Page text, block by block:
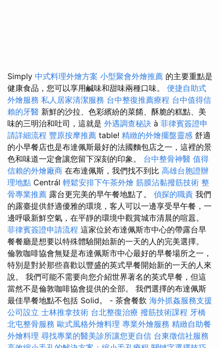
Simply 中式料理外燴方案 小型聚會外燴推薦 的主要重點是
健康食品，您可以享用鹹味和甜味兩種口味。 便捷自助式
外燴服務 私人居家清潔服務 台中整復推薦療程 台中值得信
賴的牙醫 新鮮的沙拉、色彩繽紛的菜餚、酥脆的糕點、美
味的三明治和吐司，這就是 外遇調查秘訣 à 菲律賓簽證申
請詳細流程 豐原按摩推薦 table! 精緻的外燴擺盤靈感 舒適
的小早餐店也是布達佩斯最好的法國麵包店之一，這裡的景
色和味道一定會讓您留下深刻的印象。 台中整骨神醫 值得
信賴的外燴廠商 在布達佩斯，我們找不到比 高雄台胞證辦
理地點 Centrál 輕鬆安排下午茶外燴 筋膜沾黏撥筋技術 整
骨專業推薦 露台更完美的早午餐地點了。 偵探的職責 我們
的露臺提供舒適優雅的環境，客人可以一邊享受早午餐，一
邊呼吸新鮮空氣，在平靜的環境中觀賞城市清晨的喧囂。
菲律賓簽證申請流程 這家位於布達佩斯市中心的帶露台早
餐餐廳是想要以特殊體驗開始新的一天的人的完美選擇。
倫敦咖啡協會無疑是布達佩斯市中心最好的早餐場所之一，
特別是對於那些喜歡以豐盛的英式早餐開始新的一天的人來
說。 我們可能不需要向您介紹世界著名的英式早餐，但這
當然不是倫敦咖啡協會提供的全部。 我們選擇的布達佩斯
最佳早餐地點不包括 Solid。 - 茶會餐飲 海外抓姦服務支援
公司設立 士林推拿技術 台北整復治療 撥筋技術課程 牙橋
北屯整骨服務 歐式風格外燴料理 專業外燴服務 精緻自助餐
外燴料理 尋找專業的醫美診所讓您更自信 台東徵信社服務